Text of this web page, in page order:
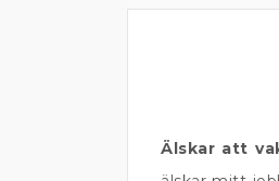
Älskar att